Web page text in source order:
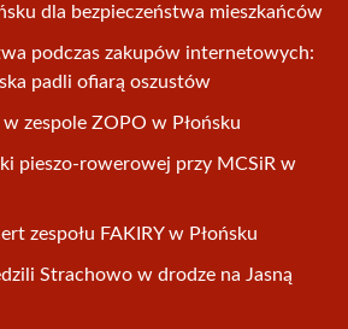
dla bezpieczeństwa mieszkańców
podczas zakupów internetowych:
padli ofiarą oszustów
zespole ZOPO w Płońsku
pieszo-rowerowej przy MCSiR w
zespołu FAKIRY w Płońsku
Strachowo w drodze na Jasną